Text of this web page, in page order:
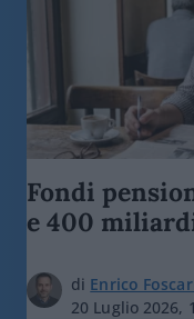
Fondi
e 400
di Enrico
20 Luglio 2026,